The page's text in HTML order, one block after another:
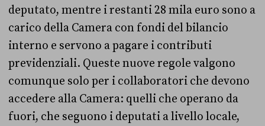
deputato, mentre i restanti 28 mila euro sono a
carico della Camera con fondi del bilancio
interno e servono a pagare i contributi
previdenziali. Queste nuove regole valgono
comunque solo per i collaboratori che devono
accedere alla Camera: quelli che operano da
fuori, che seguono i deputati a livello locale,